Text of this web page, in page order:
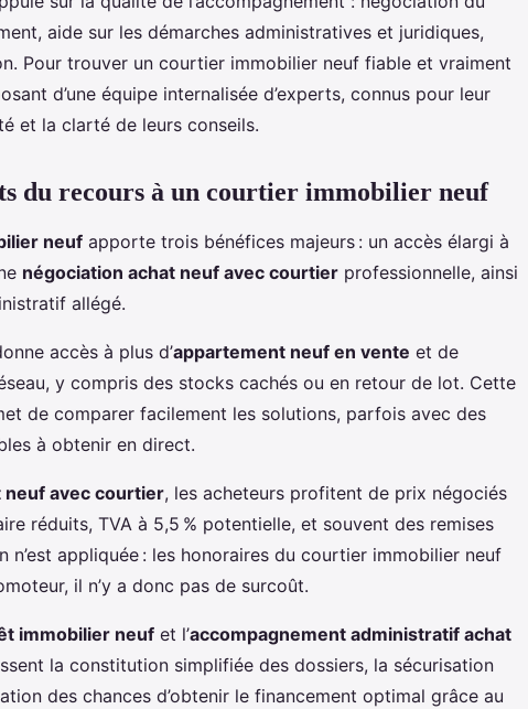
aide sur les démarches administratives et juridiques,
Pour trouver un courtier immobilier neuf fiable et vraiment
d’une équipe internalisée d’experts, connus pour leur
et la clarté de leurs conseils.
du recours à un courtier immobilier neuf
neuf apporte trois bénéfices majeurs : un accès élargi à
négociation achat neuf avec courtier professionnelle, ainsi
allégé.
accès à plus d’appartement neuf en vente et de
y compris des stocks cachés ou en retour de lot. Cette
de comparer facilement les solutions, parfois avec des
à obtenir en direct.
neuf avec courtier, les acheteurs profitent de prix négociés
réduits, TVA à 5,5 % potentielle, et souvent des remises
n’est appliquée : les honoraires du courtier immobilier neuf
il n’y a donc pas de surcoût.
immobilier neuf et l’accompagnement administratif achat
la constitution simplifiée des dossiers, la sécurisation
des chances d’obtenir le financement optimal grâce au